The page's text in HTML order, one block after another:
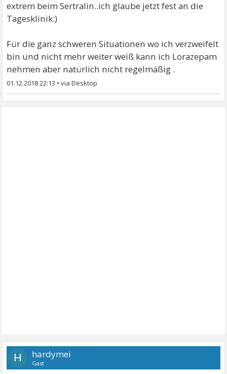
extrem beim Sertralin..ich glaube jetzt fest an die
Tagesklinik:)
Für die ganz schweren Situationen wo ich verzweifelt
bin und nicht mehr weiter weiß kann ich Lorazepam
nehmen aber natürlich nicht regelmäßig .
01.12.2018 22:13 •
H hardymei
Gast